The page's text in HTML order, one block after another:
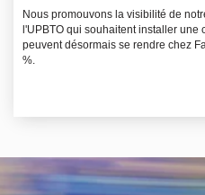
Nous promouvons la visibilité de
l'UPBTO qui souhaitent installer
peuvent désormais se rendre chez
%.